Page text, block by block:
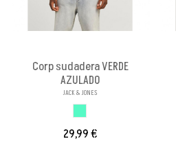
Corp sudadera VERDE
AZULADO
JACK & JONES
29,99 €